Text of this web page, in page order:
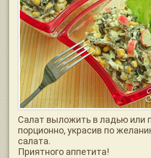
Салат выложить в ладью или
порционно, украсив по
салата.
Приятного аппетита!